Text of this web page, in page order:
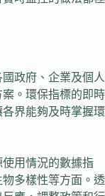
政府、企業及個人
。環保指標的即時
界能夠及時掌握環
用情況的數據指
多樣性等方面。透